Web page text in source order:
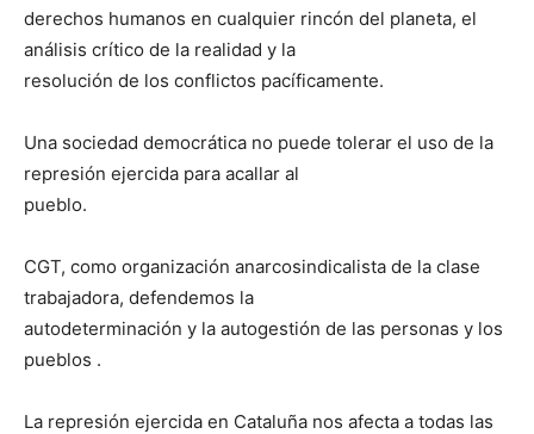
derechos humanos en cualquier rincón del planeta, el
análisis crítico de la realidad y la
resolución de los conflictos pacíficamente.
Una sociedad democrática no puede tolerar el uso de la
represión ejercida para acallar al
pueblo.
CGT, como organización anarcosindicalista de la clase
trabajadora, defendemos la
autodeterminación y la autogestión de las personas y los
pueblos .
La represión ejercida en Cataluña nos afecta a todas las